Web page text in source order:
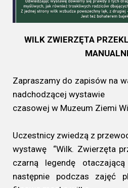
WILK ZWIERZĘTA
Zapraszamy do zapisów na
nadchodzącej wystawie
czasowej w Muzeum Ziemi
Uczestnicy zwiedzą z
wystawę “Wilk. Zwierzęta
czarną legendę
następnie podczas zajęć